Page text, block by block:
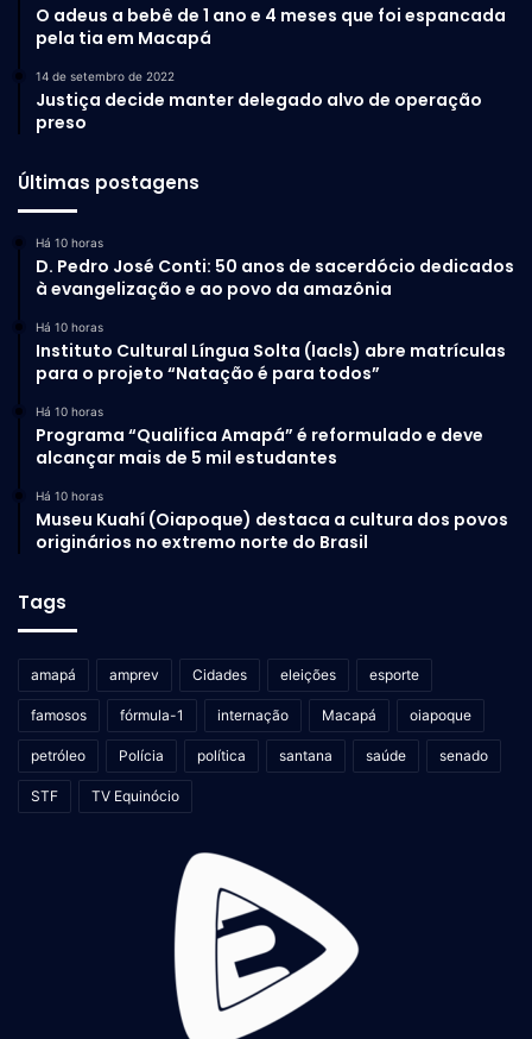
O adeus a bebê de 1 ano e 4 meses que foi espancada
pela tia em Macapá
14 de setembro de 2022
Justiça decide manter delegado alvo de operação
preso
Últimas postagens
Há 10 horas
D. Pedro José Conti: 50 anos de sacerdócio dedicados
à evangelização e ao povo da amazônia
Há 10 horas
Instituto Cultural Língua Solta (Iacls) abre matrículas
para o projeto “Natação é para todos”
Há 10 horas
Programa “Qualifica Amapá” é reformulado e deve
alcançar mais de 5 mil estudantes
Há 10 horas
Museu Kuahí (Oiapoque) destaca a cultura dos povos
originários no extremo norte do Brasil
Tags
amapá amprev Cidades eleições esporte
famosos fórmula-1 internação Macapá oiapoque
petróleo Polícia política santana saúde senado
STF TV Equinócio